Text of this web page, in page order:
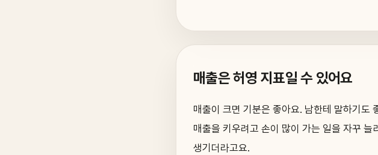
매출은 허영 지표일 수 있어요
매출이 크면 기분은 좋아요. 남한테 말하기도
매출을 키우려고 손이 많이 가는 일을 자꾸 늘
생기더라고요.